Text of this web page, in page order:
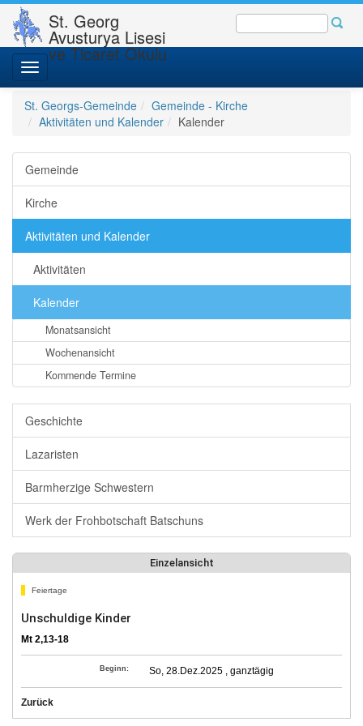
St. Georg
Avusturya Lisesi
ve Ticaret Okulu
Toggle
navigation
St. Georgs-Gemeinde
Gemeinde - Kirche
Aktivitäten und Kalender
Kalender
Gemeinde
Kirche
Aktivitäten und Kalender
Aktivitäten
Kalender
Monatsansicht
Wochenansicht
Kommende Termine
Geschichte
Lazaristen
Barmherzige Schwestern
Werk der Frohbotschaft Batschuns
Einzelansicht
Feiertage
Unschuldige Kinder
Mt 2,13-18
Beginn: So, 28.Dez.2025 , ganztägig
Zurück